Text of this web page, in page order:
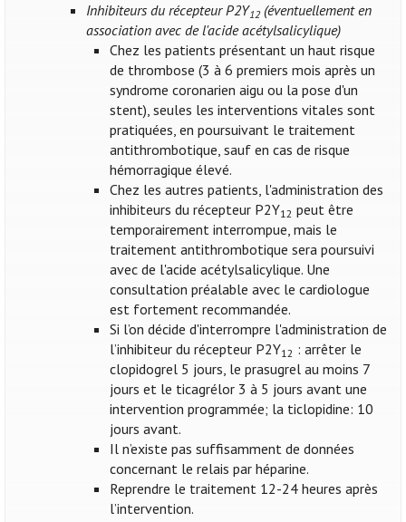
Inhibiteurs du récepteur P2Y12(éventuellement en
association avec de l'acide acétylsalicylique)
Chez les patients présentant un haut risque
de thrombose (3 à 6 premiers mois après un
syndrome coronarien aigu ou la pose d'un
stent), seules les interventions vitales sont
pratiquées, en poursuivant le traitement
antithrombotique, sauf en cas de risque
hémorragique élevé.
Chez les autres patients, l'administration des
inhibiteurs du récepteur P2Y12 peut être
temporairement interrompue, mais le
traitement antithrombotique sera poursuivi
avec de l'acide acétylsalicylique. Une
consultation préalable avec le cardiologue
est fortement recommandée.
Si l’on décide d'interrompre l'administration de
l’inhibiteur du récepteur P2Y12 : arrêter le
clopidogrel 5 jours, le prasugrel au moins 7
jours et le ticagrélor 3 à 5 jours avant une
intervention programmée; la ticlopidine: 10
jours avant.
Il n’existe pas suffisamment de données
concernant le relais par héparine.
Reprendre le traitement 12-24 heures après
l’intervention.